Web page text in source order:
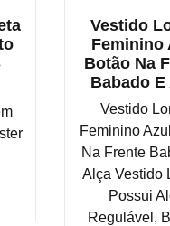
na Shopee
Vestido
Feminino
Botão Na
Babado E
Vestido
Feminino
Na Frente
Alça Vestido
Possui
Regulável,